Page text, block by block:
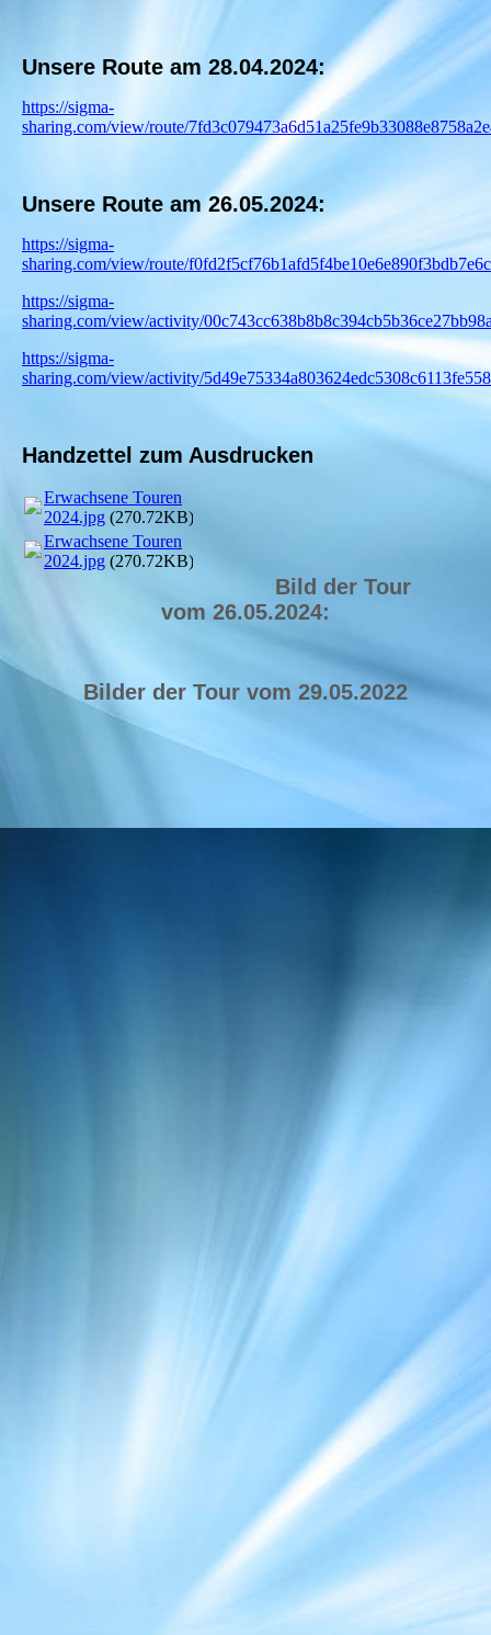
Unsere Route am 28.04.2024:
https://sigma-
sharing.com/view/route/
Unsere Route am 26.05.2024:
https://sigma-
sharing.com/view/route/
https://sigma-
sharing.com/view/activity/
https://sigma-
sharing.com/view/activity/
Handzettel zum Ausdrucken
Erwachsene Touren
2024.jpg (270.72KB)
Erwachsene Touren
2024.jpg (270.72KB)
Bild der Tour
vom 26.05.2024:
Bilder der Tour vom 29.05.2022